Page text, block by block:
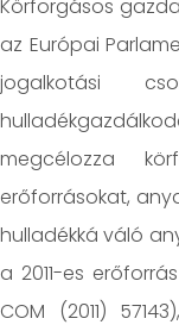
Körforgásos
az Európai
jogalkotási
megcélozza
erőforrásokat,
hulladékká váló
a 2011-es
COM (2011)